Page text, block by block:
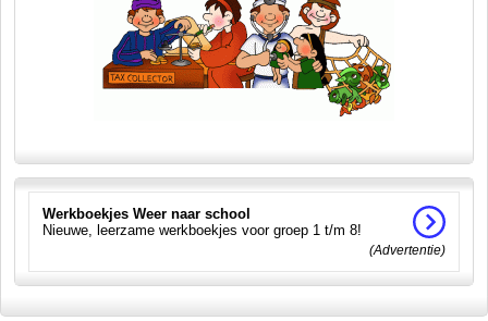
Werkboekjes Weer naar school
Nieuwe, leerzame werkboekjes voor groep 1 t/m 8!
(Advertentie)